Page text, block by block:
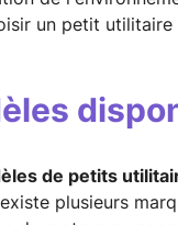
un petit
de petits
plusieurs